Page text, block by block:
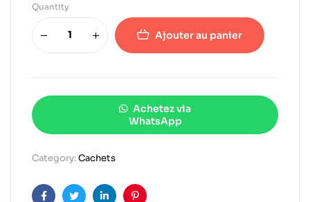
Quantity
Ajouter au panier
Achetez via
WhatsApp
Category:Cachets